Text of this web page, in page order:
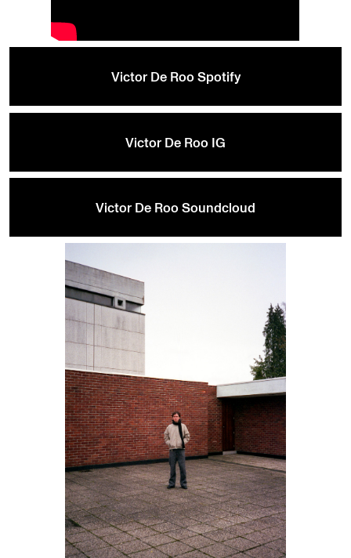
Victor De Roo Spotify
Victor De Roo IG
Victor De Roo Soundcloud